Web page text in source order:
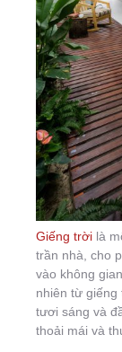
Giếng trời là
trần nhà, cho
vào không
nhiên từ giếng
tươi sáng và
thoải mái và